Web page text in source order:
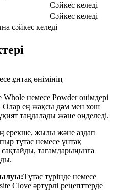
Сәйкес келеді
Сәйкес келеді
сәйкес келеді
ұнтақ өнімінің
немесе Powder өнімдері
Олар ең жақсы дәм мен хош
таңдалады және өңделеді.
ерекше, жылы және аздап
тұтас немесе ұнтақ
сақтайды, тағамдарыңызға
Тұтас түрінде немесе
Clove әртүрлі рецепттерде